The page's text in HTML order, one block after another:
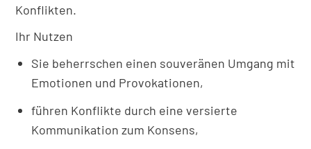
Konflikten.
Ihr Nutzen
Sie beherrschen einen souveränen Umgang mit
Emotionen und Provokationen,
führen Konflikte durch eine versierte
Kommunikation zum Konsens,